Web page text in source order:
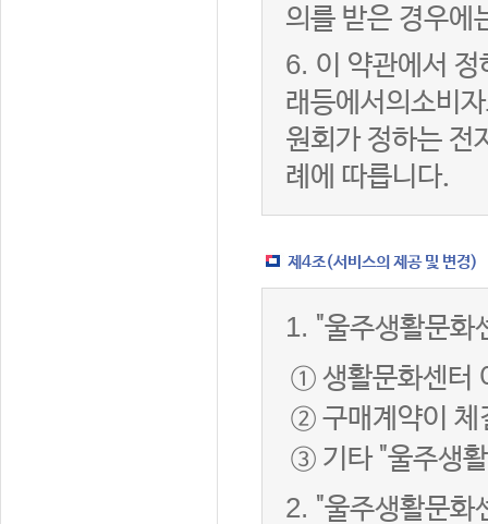
의를 받은 경우에
6. 이 약관에서
래등에서의소비
원회가 정하는 전
례에 따릅니다.
제4조(서비스의 제공 및 변경)
1. "울주생활문화
① 생활문화센터
② 구매계약이 체
③ 기타 "울주생
2. "울주생활문화